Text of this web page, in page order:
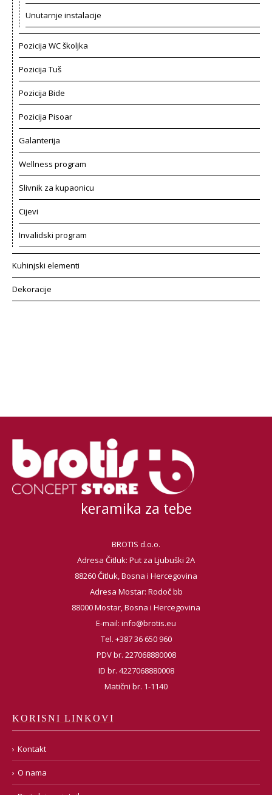
Unutarnje instalacije
Pozicija WC školjka
Pozicija Tuš
Pozicija Bide
Pozicija Pisoar
Galanterija
Wellness program
Slivnik za kupaonicu
Cijevi
Invalidski program
Kuhinjski elementi
Dekoracije
keramika za tebe
BROTIS d.o.o.
Adresa Čitluk: Put za Ljubuški 2A
88260 Čitluk, Bosna i Hercegovina
Adresa Mostar: Rodoč bb
88000 Mostar, Bosna i Hercegovina
E-mail: info@brotis.eu
Tel. +387 36 650 960
PDV br. 227068880008
ID br. 4227068880008
Matični br. 1-1140
KORISNI LINKOVI
Kontakt
O nama